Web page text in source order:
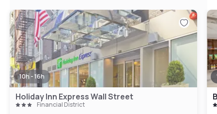
10h - 16h
Holiday Inn Express Wall Street
Financial District